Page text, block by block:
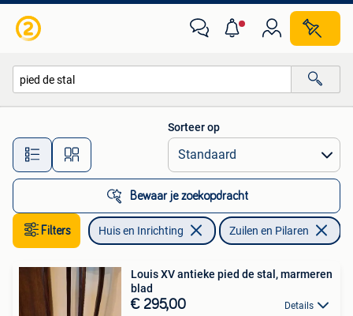
Alle afstanden…
Sorteer op
Bewaar je zoekopdracht
Filters Huis en Inrichting Zuilen en Pilaren
Louis XV antieke pied de stal, marmeren
blad
€ 295,00 Details